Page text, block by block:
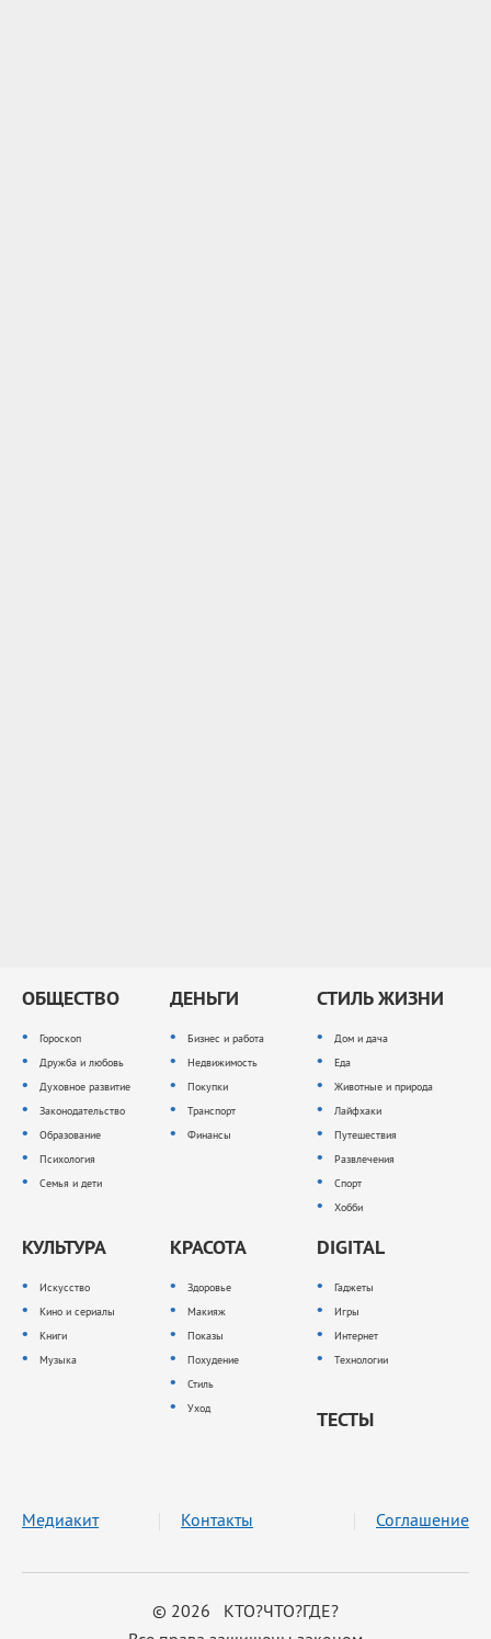
ОБЩЕСТВО
Гороскоп
Дружба и любовь
Духовное развитие
Законодательство
Образование
Психология
Семья и дети
ДЕНЬГИ
Бизнес и работа
Недвижимость
Покупки
Транспорт
Финансы
СТИЛЬ ЖИЗНИ
Дом и дача
Еда
Животные и природа
Лайфхаки
Путешествия
Развлечения
Спорт
Хобби
КУЛЬТУРА
Искусство
Кино и сериалы
Книги
Музыка
КРАСОТА
Здоровье
Макияж
Показы
Похудение
Стиль
Уход
DIGITAL
Гаджеты
Игры
Интернет
Технологии
ТЕСТЫ
© 2026 КТО?ЧТО?ГДЕ?
Медиакит Контакты Соглашение